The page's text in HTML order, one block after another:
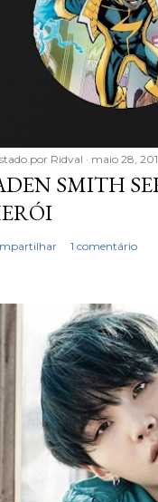
por Ridval maio 28,
SMITH
1 comentário